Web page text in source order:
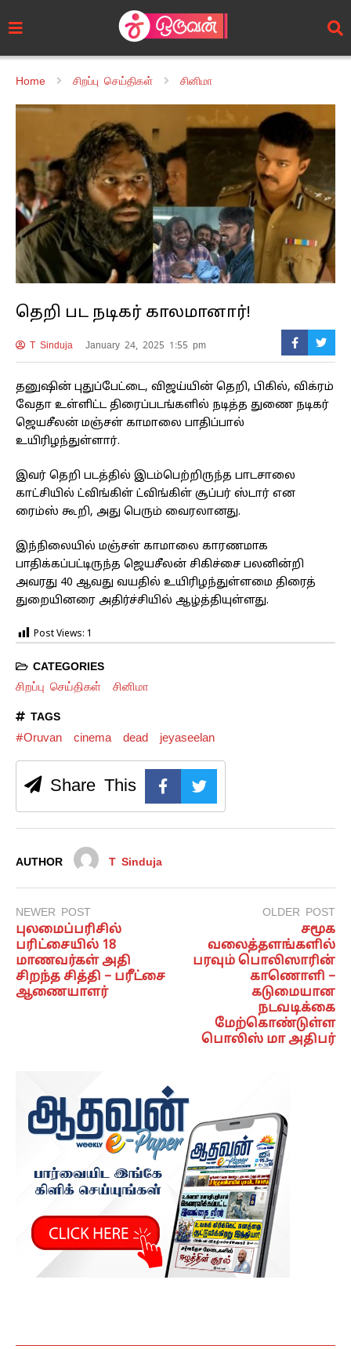
Home சிறப்பு செய்திகள் சினிமா
தெறி பட நடிகர் காலமானார்!
T Sinduja January 24, 2025 1:55 pm
தனுஷின் புதுப்பேட்டை, விஜய்யின் தெறி, பிகில், விக்ரம்
வேதா உள்ளிட்ட திரைப்படங்களில் நடித்த துணை நடிகர்
ஜெயசீலன் மஞ்சள் காமாலை பாதிப்பால்
உயிரிழந்துள்ளார்.
இவர் தெறி படத்தில் இடம்பெற்றிருந்த பாடசாலை
காட்சியில் ட்விங்கிள் ட்விங்கிள் சூப்பர் ஸ்டார் என
ரைம்ஸ் கூறி, அது பெரும் வைரலானது.
இந்நிலையில் மஞ்சள் காமாலை காரணமாக
பாதிக்கப்பட்டிருந்த ஜெயசீலன் சிகிச்சை பலனின்றி
அவரது 40 ஆவது வயதில் உயிரிழந்துள்ளமை திரைத்
துறையினரை அதிர்ச்சியில் ஆழ்த்தியுள்ளது.
Post Views: 1
CATEGORIES
சிறப்பு செய்திகள் சினிமா
TAGS
#Oruvan cinema dead jeyaseelan
Share This
AUTHOR T Sinduja
NEWER POST
புலமைப்பரிசில்
பரிட்சையில் 18
மாணவர்கள் அதி
சிறந்த சித்தி – பரீட்சை
ஆணையாளர்
OLDER POST
சமூக
வலைத்தளங்களில்
பரவும் பொலிஸாரின்
காணொளி –
கடுமையான
நடவடிக்கை
மேற்கொண்டுள்ள
பொலிஸ் மா அதிபர்